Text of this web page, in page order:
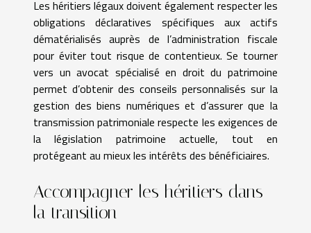
Les héritiers légaux doivent également respecter les
obligations déclaratives spécifiques aux actifs
dématérialisés auprès de l’administration fiscale
pour éviter tout risque de contentieux. Se tourner
vers un avocat spécialisé en droit du patrimoine
permet d’obtenir des conseils personnalisés sur la
gestion des biens numériques et d’assurer que la
transmission patrimoniale respecte les exigences de
la législation patrimoine actuelle, tout en
protégeant au mieux les intérêts des bénéficiaires.
Accompagner les héritiers dans
la transition